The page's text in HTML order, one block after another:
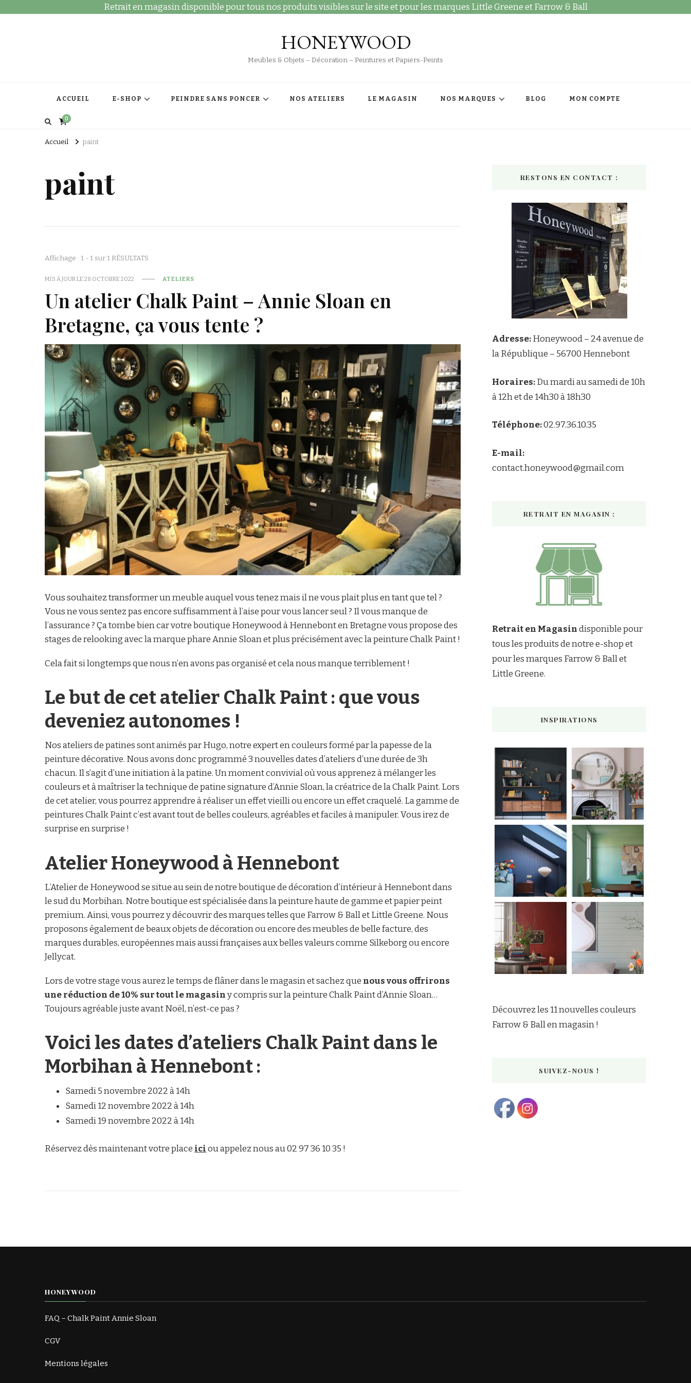
Retrait en magasin disponible pour tous nos produits visibles sur le site et pour les marques Little Greene et Farrow & Ball
HONEYWOOD
Meubles & Objets – Décoration – Peintures et Papiers-Peints
ACCUEIL E-SHOP PEINDRE SANS PONCER NOS ATELIERS LE MAGASIN NOS MARQUES BLOG MON COMPTE
0
Accueil paint
paint
Affichage : 1 - 1 sur 1 RÉSULTATS
MIS À JOUR LE28 OCTOBRE 2022 ATELIERS
Un atelier Chalk Paint – Annie Sloan en
Bretagne, ça vous tente ?
Vous souhaitez transformer un meuble auquel vous tenez mais il ne vous plait plus en tant que tel ?
Vous ne vous sentez pas encore suffisamment à l’aise pour vous lancer seul ? Il vous manque de
l’assurance ? Ça tombe bien car votre boutique Honeywood à Hennebont en Bretagne vous propose des
stages de relooking avec la marque phare Annie Sloan et plus précisément avec la peinture Chalk Paint !
Cela fait si longtemps que nous n’en avons pas organisé et cela nous manque terriblement !
Le but de cet atelier Chalk Paint : que vous
deveniez autonomes !
Nos ateliers de patines sont animés par Hugo, notre expert en couleurs formé par la papesse de la
peinture décorative. Nous avons donc programmé 3 nouvelles dates d’ateliers d’une durée de 3h
chacun. Il s’agit d’une initiation à la patine. Un moment convivial où vous apprenez à mélanger les
couleurs et à maîtriser la technique de patine signature d’Annie Sloan, la créatrice de la Chalk Paint. Lors
de cet atelier, vous pourrez apprendre à réaliser un effet vieilli ou encore un effet craquelé. La gamme de
peintures Chalk Paint c’est avant tout de belles couleurs, agréables et faciles à manipuler. Vous irez de
surprise en surprise !
Atelier Honeywood à Hennebont
L’Atelier de Honeywood se situe au sein de notre boutique de décoration d’intérieur à Hennebont dans
le sud du Morbihan. Notre boutique est spécialisée dans la peinture haute de gamme et papier peint
premium. Ainsi, vous pourrez y découvrir des marques telles que Farrow & Ball et Little Greene. Nous
proposons également de beaux objets de décoration ou encore des meubles de belle facture, des
marques durables, européennes mais aussi françaises aux belles valeurs comme Silkeborg ou encore
Jellycat.
Lors de votre stage vous aurez le temps de flâner dans le magasin et sachez que nous vous offrirons
une réduction de 10% sur tout le magasiny compris sur la peinture Chalk Paint d’Annie Sloan…
Toujours agréable juste avant Noël, n’est-ce pas ?
Voici les dates d’ateliers Chalk Paint dans le
Morbihan à Hennebont :
Samedi 5 novembre 2022 à 14h
Samedi 12 novembre 2022 à 14h
Samedi 19 novembre 2022 à 14h
Réservez dès maintenant votre place iciou appelez nous au 02 97 36 10 35 !
RESTONS EN CONTACT :
Adresse:Honeywood – 24 avenue de
la République – 56700 Hennebont
Horaires:Du mardi au samedi de 10h
à 12h et de 14h30 à 18h30
Téléphone:02.97.36.10.35
E-mail:
contact.honeywood@gmail.com
RETRAIT EN MAGASIN :
Retrait en Magasindisponible pour
tous les produits de notre e-shop et
pour les marques Farrow & Ball et
Little Greene.
INSPIRATIONS
Découvrez les 11 nouvelles couleurs
Farrow & Ball en magasin !
SUIVEZ-NOUS !
HONEYWOOD
FAQ – Chalk Paint Annie Sloan
CGV
Mentions légales